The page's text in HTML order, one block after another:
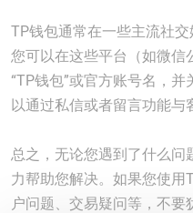
TP钱包通常在一些主流社交
您可以在这些平台（如微信
“TP钱包”或官方账号名，
以通过私信或者留言功能与
总之，无论您遇到了什么问
力帮助您解决。如果您使用
户问题、交易疑问等，不要